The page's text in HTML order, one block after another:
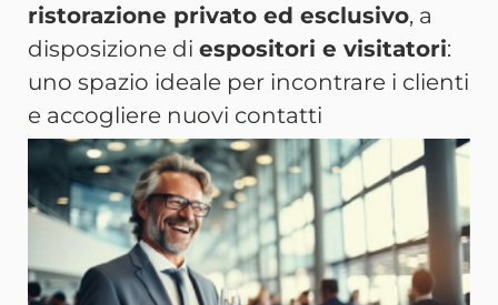
ristorazione privato ed esclusivo, a
disposizione di espositori e visitatori:
uno spazio ideale per incontrare i clienti
e accogliere nuovi contatti